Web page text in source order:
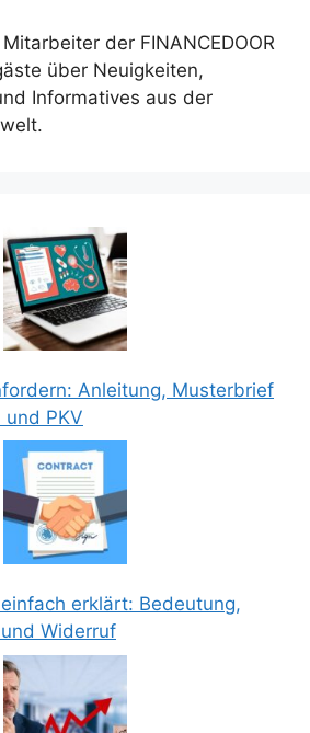
der FINANCEDOOR
über Neuigkeiten,
Informatives aus der
Anleitung, Musterbrief
PKV
erklärt: Bedeutung,
Widerruf